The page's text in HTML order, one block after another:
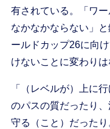
有されている。「ワ
なかなかならない」
ールドカップ26に向
けないことに変わりは
「（レベルが）上に
のパスの質だったり
守る（こと）だった